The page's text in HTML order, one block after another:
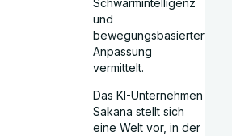
und
bewegungsbasierter
Anpassung
vermittelt.
Das KI-Unternehmen
Sakana stellt sich
eine Welt vor, in der